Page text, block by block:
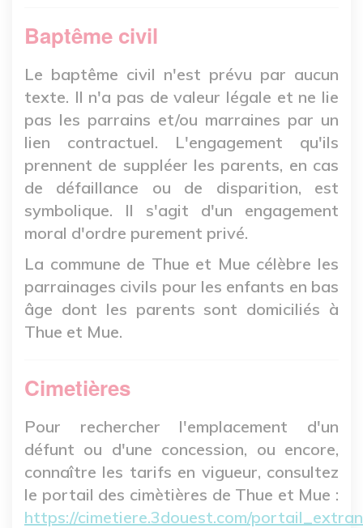
Baptême civil
Le baptême civil n'est prévu par aucun
texte. Il n'a pas de valeur légale et ne lie
pas les parrains et/ou marraines par un
lien contractuel. L'engagement qu'ils
prennent de suppléer les parents, en cas
de défaillance ou de disparition, est
symbolique. Il s'agit d'un engagement
moral d'ordre purement privé.
La commune de Thue et Mue célèbre les
parrainages civils pour les enfants en bas
âge dont les parents sont domiciliés à
Thue et Mue.
Cimetières
Pour rechercher l'emplacement d'un
défunt ou d'une concession, ou encore,
connaître les tarifs en vigueur, consultez
le portail des cimètières de Thue et Mue :
https://cimetiere.3douest.com/